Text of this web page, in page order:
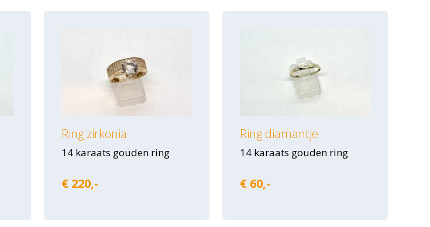
Ring zirkonia
14 karaats gouden ring
€ 220,-
Ring diamantje
14 karaats gouden ring
€ 60,-